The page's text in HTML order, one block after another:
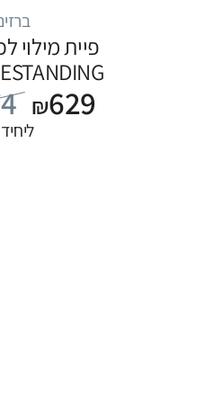
פיית מילוי
מים
FLOW: שחור
₪629